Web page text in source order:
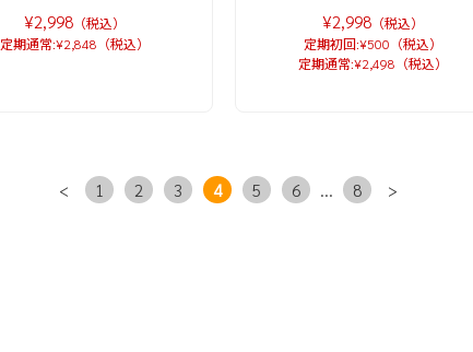
¥2,998 （税込）
定期通常:¥2,848（税込）
¥2,998 （税込）
定期初回:¥500（税込）
定期通常:¥2,498（税込）
< 1 2 3 4 5 6 ... 8 >